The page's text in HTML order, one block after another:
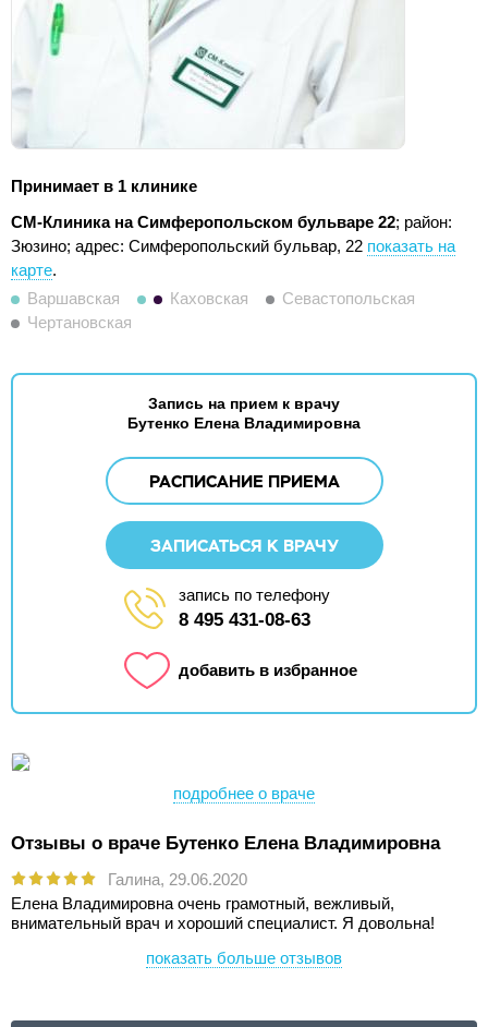
Принимает в 1 клинике
СМ-Клиника на Симферопольском бульваре 22; район:
Зюзино; адрес: Симферопольский бульвар, 22 показать на
карте.
Варшавская
Каховская
Севастопольская
Чертановская
Запись на прием к врачу
Бутенко Елена Владимировна
РАСПИСАНИЕ ПРИЕМА
ЗАПИСАТЬСЯ К ВРАЧУ
запись по телефону
8 495 431-08-63
добавить в избранное
подробнее о враче
Отзывы о враче Бутенко Елена Владимировна
Галина, 29.06.2020
Елена Владимировна очень грамотный, вежливый,
внимательный врач и хороший специалист. Я довольна!
показать больше отзывов